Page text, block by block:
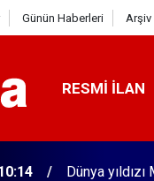
Günün Haberleri Arşiv
RESMI İLAN
Dünya